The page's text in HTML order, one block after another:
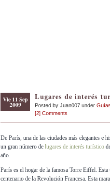
Vie 11 Sep
2009
Lugares de interés
Posted by Juan007 under
[2] Comments
De París, una de las ciudades más elegantes e
un gran número de lugares de interés turístico
año.
París es el hogar de la famosa Torre Eiffel.
centenario de la Revolución Francesa. Esta